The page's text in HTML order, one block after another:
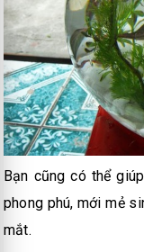
Bạn cũng có thể
phong phú, mới mẻ
mắt.